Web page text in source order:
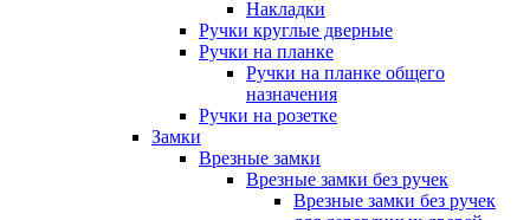
Накладки
Ручки круглые дверные
Ручки на планке
Ручки на планке общего
назначения
Ручки на розетке
Замки
Врезные замки
Врезные замки без ручек
Врезные замки без ручек